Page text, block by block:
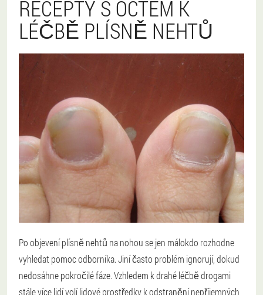
RECEPTY S OCTEM K
LÉČBĚ PLÍSNĚ NEHTŮ
Po objevení plísně nehtů na nohou se jen málokdo rozhodne
vyhledat pomoc odborníka. Jiní často problém ignorují, dokud
nedosáhne pokročilé fáze. Vzhledem k drahé léčbě drogami
stále více lidí volí lidové prostředky k odstranění nepříjemných